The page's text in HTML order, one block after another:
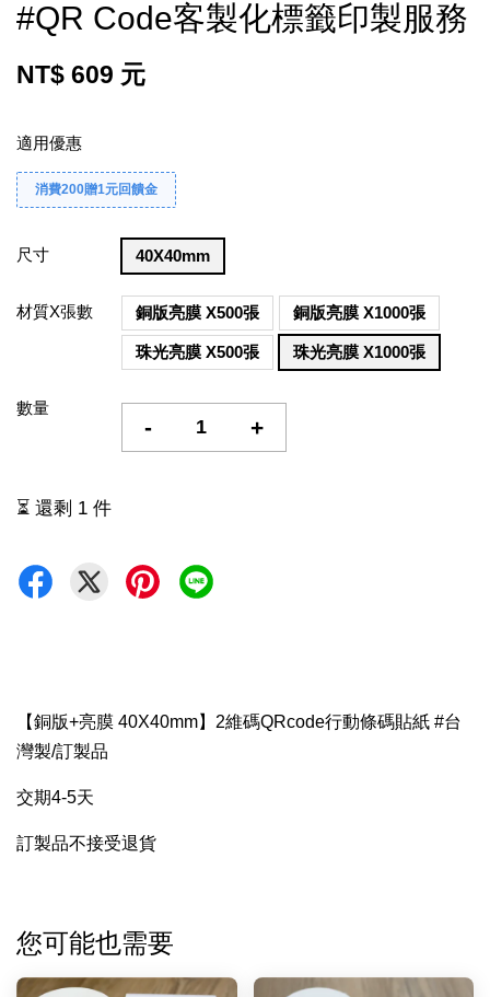
#QR Code客製化標籤印製服務
NT$ 609 元
適用優惠
消費200贈1元回饋金
尺寸 40X40mm
材質X張數 銅版亮膜 X500張 銅版亮膜 X1000張
珠光亮膜 X500張 珠光亮膜 X1000張
數量
- +
⏳ 還剩 1 件
【銅版+亮膜 40X40mm】2維碼QRcode行動條碼貼紙 #台
灣製/訂製品
交期4-5天
訂製品不接受退貨
您可能也需要